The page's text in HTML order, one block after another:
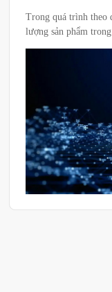
Thiết bị kiểm tra
các môi trường này,